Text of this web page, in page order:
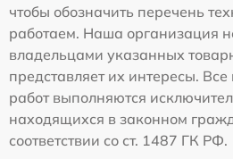
чтобы обозначить перечень
работаем. Наша организация
владельцами указанных
представляет их интересы.
работ выполняются
находящихся в законном
соответствии со ст. 1487 ГК РФ.